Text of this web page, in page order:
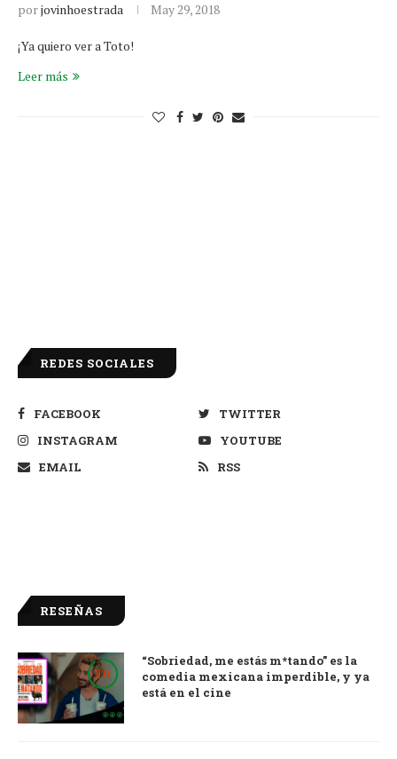
porjovinhoestrada May 29, 2018
¡Ya quiero ver a Toto!
Leer más
REDES SOCIALES
FACEBOOK
TWITTER
INSTAGRAM
YOUTUBE
EMAIL
RSS
RESEÑAS
9.0
“Sobriedad, me estás m*tando” es la
comedia mexicana imperdible, y ya
está en el cine